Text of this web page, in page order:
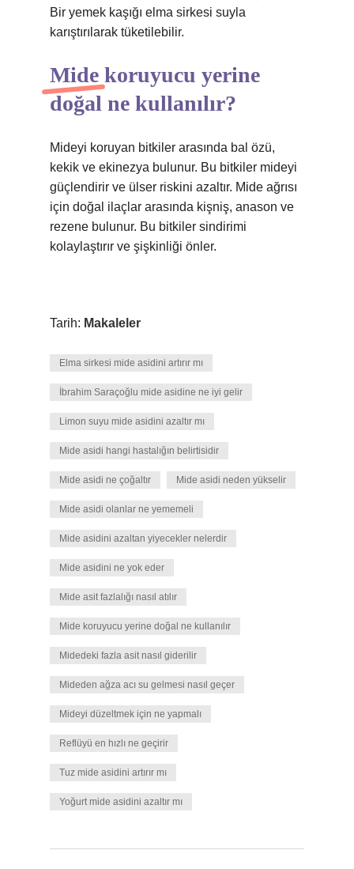
Bir yemek kaşığı elma sirkesi suyla
karıştırılarak tüketilebilir.
Mide koruyucu yerine
doğal ne kullanılır?
Mideyi koruyan bitkiler arasında bal özü,
kekik ve ekinezya bulunur. Bu bitkiler mideyi
güçlendirir ve ülser riskini azaltır. Mide ağrısı
için doğal ilaçlar arasında kişniş, anason ve
rezene bulunur. Bu bitkiler sindirimi
kolaylaştırır ve şişkinliği önler.
Tarih: Makaleler
Elma sirkesi mide asidini artırır mı
İbrahim Saraçoğlu mide asidine ne iyi gelir
Limon suyu mide asidini azaltır mı
Mide asidi hangi hastalığın belirtisidir
Mide asidi ne çoğaltır Mide asidi neden yükselir
Mide asidi olanlar ne yememeli
Mide asidini azaltan yiyecekler nelerdir
Mide asidini ne yok eder
Mide asit fazlalığı nasıl atılır
Mide koruyucu yerine doğal ne kullanılır
Midedeki fazla asit nasıl giderilir
Mideden ağza acı su gelmesi nasıl geçer
Mideyi düzeltmek için ne yapmalı
Reflüyü en hızlı ne geçirir
Tuz mide asidini artırır mı
Yoğurt mide asidini azaltır mı